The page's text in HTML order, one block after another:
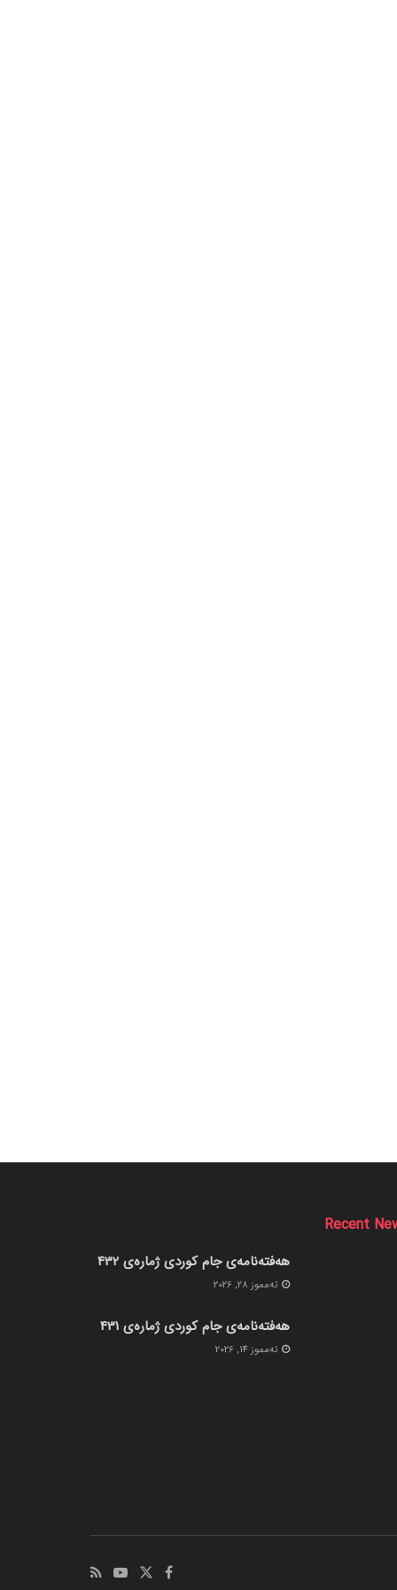
Recent
هەفتەنامەی جام کوردی ژمارەی 432
ته‌مموز 28, 2026
هەفتەنامەی جام کوردی ژمارەی 431
ته‌مموز 14, 2026